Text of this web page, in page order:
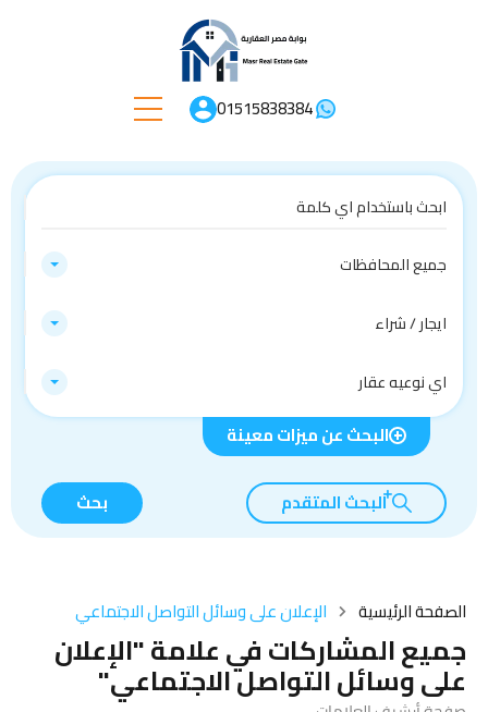
01515838384
جميع المحافظات
ايجار / شراء
اي نوعيه عقار
البحث عن ميزات معينة
البحث المتقدم بحث
الصفحة الرئيسية الإعلان على وسائل التواصل الاجتماعي
جميع المشاركات في علامة "الإعلان
على وسائل التواصل الاجتماعي"